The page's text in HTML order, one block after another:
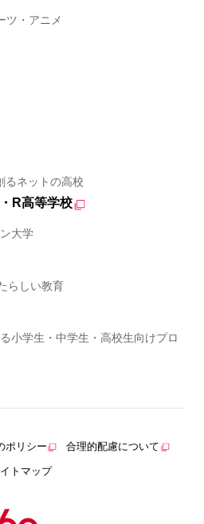
ツ・アニメ
るネットの高校
R高等学校
大学
らしい教育
小学生・中学生・高校生向けプロ
ポリシー 合理的配慮について
トマップ